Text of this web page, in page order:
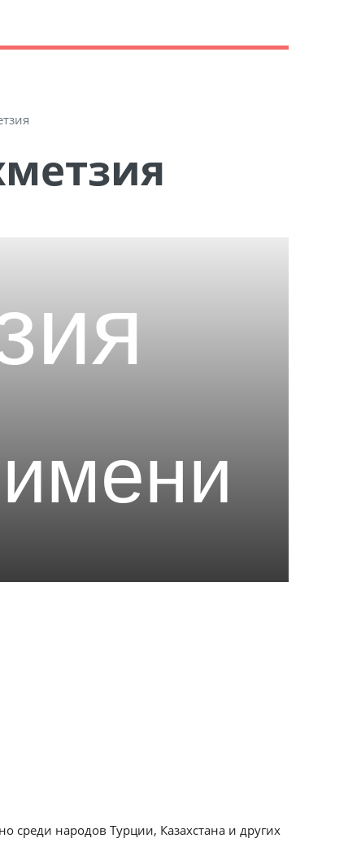
среди народов Турции, Казахстана и других